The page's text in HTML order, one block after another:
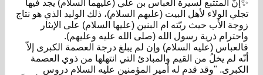
✨إنّ المتتبع لسيرة العباس بن علي (عليهما السلام) يجد فيها
تجلي الولاء لأهل البيت (عليهم السلام)، ذلك الوليد الذي هو نتاج
زوجة الأب حيث ربّته ام البنين (عليها السلام) على الإيثار
واحترام ذرية رسول الله (صلى الله عليه وعليهم).
فالعباس (عليه السلام) وإن لم يبلغ درجة العصمة الكبرى إلاّ
أنّه لم يخلُ من القيم والمبادئ التي انتهلها من ذوي العصمة
الكبرى. "وقد قدم له أمير المؤمنين عليه ‌السلام دروس